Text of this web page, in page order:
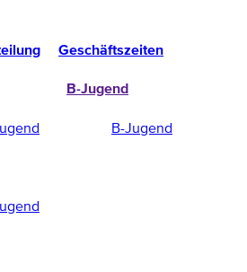
Geschäftszeiten
B-Jugend
B-Jugend